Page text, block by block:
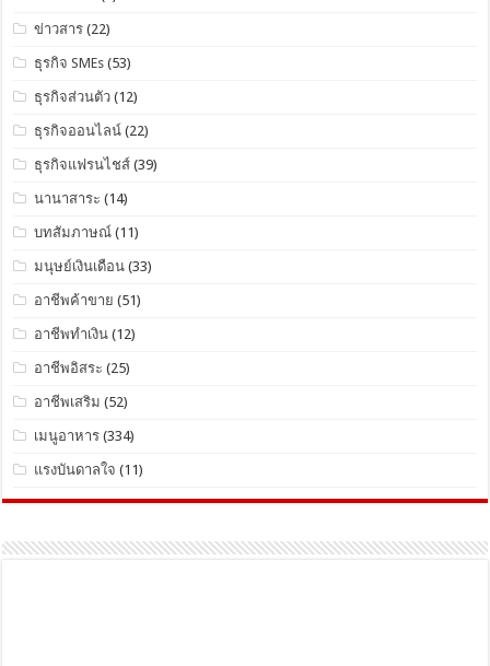
ข่าวสาร (22)
ธุรกิจ SMEs (53)
ธุรกิจส่วนตัว (12)
ธุรกิจออนไลน์ (22)
ธุรกิจแฟรนไชส์ (39)
นานาสาระ (14)
บทสัมภาษณ์ (11)
มนุษย์เงินเดือน (33)
อาชีพค้าขาย (51)
อาชีพทำเงิน (12)
อาชีพอิสระ (25)
อาชีพเสริม (52)
เมนูอาหาร (334)
แรงบันดาลใจ (11)